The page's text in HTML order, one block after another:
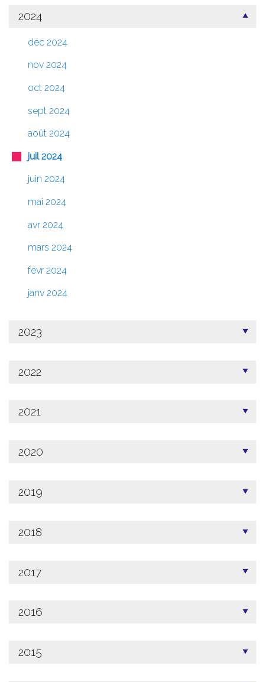
2024
déc 2024
nov 2024
oct 2024
sept 2024
août 2024
juil 2024
juin 2024
mai 2024
avr 2024
mars 2024
févr 2024
janv 2024
2023
2022
2021
2020
2019
2018
2017
2016
2015